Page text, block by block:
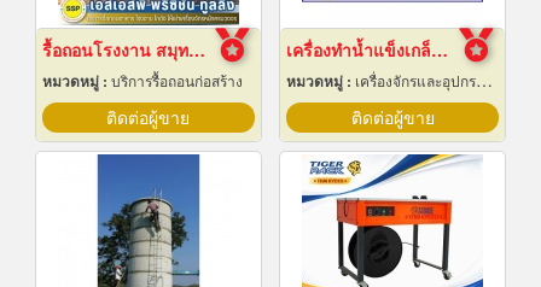
รื้อถอนโรงงาน สมุทรปราการ
หมวดหมู่ : บริการรื้อถอนก่อสร้าง
ติดต่อผู้ขาย
เครื่องทำน้ำแข็งเกล็ด เชียงใหม่
หมวดหมู่ : เครื่องจักรและอุปกรณ์ผลิตน้ำแข็ง
ติดต่อผู้ขาย